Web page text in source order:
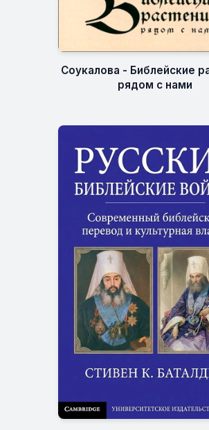
Соукалова - Библейские
рядом с нами